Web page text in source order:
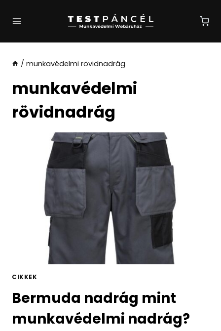
/ munkavédelmi rövidnadrág
munkavédelmi
rövidnadrág
CIKKEK
Bermuda nadrág mint
munkavédelmi nadrág?